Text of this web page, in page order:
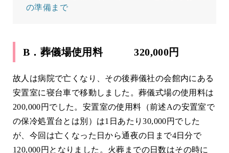
の準備まで
B．葬儀場使用料 320,000円
故人は病院で亡くなり、その後葬儀社の会館内にある
安置室に寝台車で移動しました。葬儀式場の使用料は
200,000円でした。安置室の使用料（前述Aの安置室で
の保冷処置台とは別）は1日あたり30,000円でした
が、今回は亡くなった日から通夜の日まで4日分で
120,000円となりました。火葬までの日数はその時に